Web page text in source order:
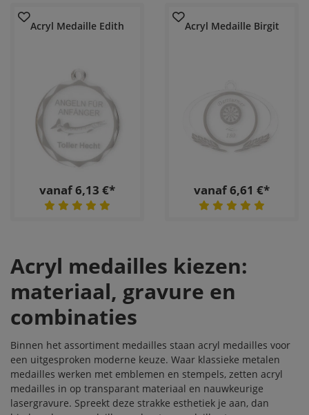
Acryl Medaille Edith
vanaf 6,13 €*
Acryl Medaille Birgit
vanaf 6,61 €*
Acryl medailles kiezen:
materiaal, gravure en
combinaties
Binnen het assortiment medailles staan acryl medailles voor
een uitgesproken moderne keuze. Waar klassieke metalen
medailles werken met emblemen en stempels, zetten acryl
medailles in op transparant materiaal en nauwkeurige
lasergravure. Spreekt deze strakke esthetiek je aan, dan